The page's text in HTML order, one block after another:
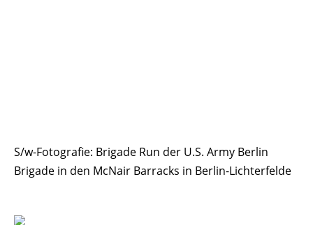
S/w-Fotografie: Brigade Run der U.S. Army Berlin
Brigade in den McNair Barracks in Berlin-Lichterfelde